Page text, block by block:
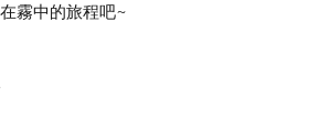
霧中的旅程吧~